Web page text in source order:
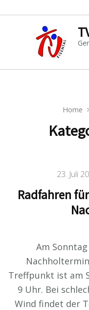
Home
23. Juli
Radfahren
Am
Treffpunkt ist am
9 Uhr. Bei
Wind findet der